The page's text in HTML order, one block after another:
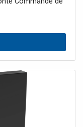
l / min Flexible de
raccordement
intrinsèquement
avec 29037001